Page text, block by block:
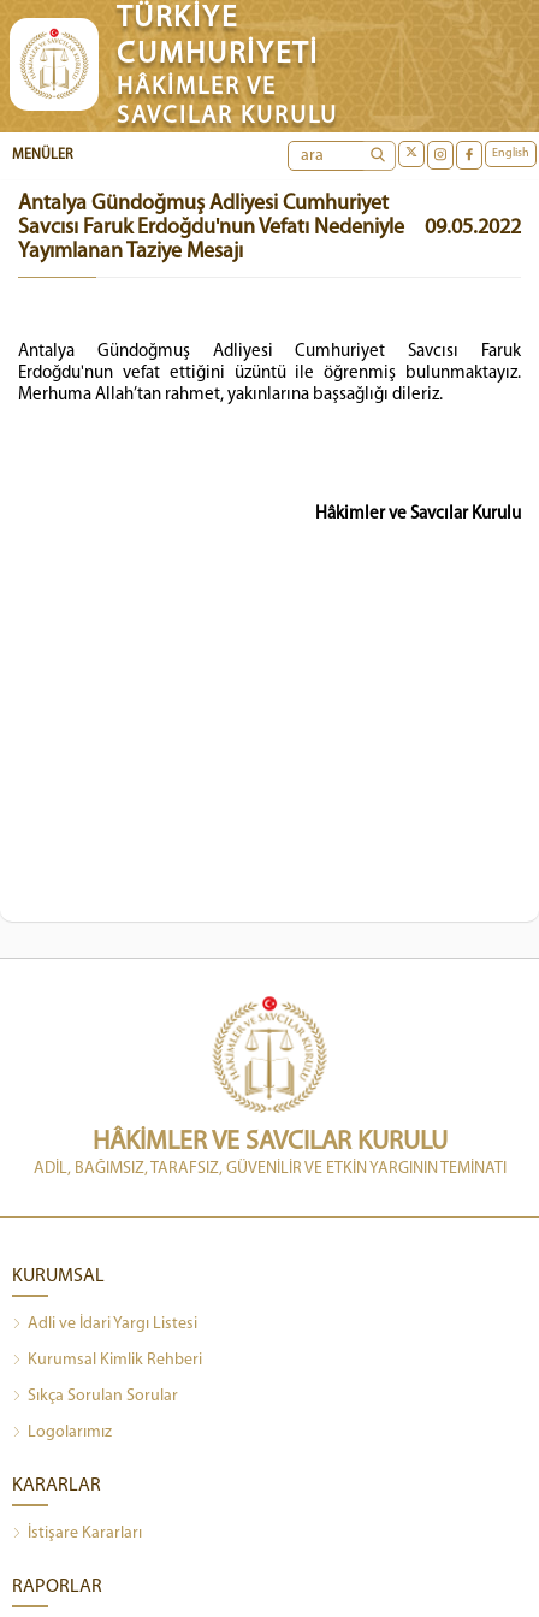
TÜRKİYE
CUMHURİYETİ
HÂKİMLER VE
SAVCILAR KURULU
English
MENÜLER
Antalya Gündoğmuş Adliyesi Cumhuriyet
Savcısı Faruk Erdoğdu'nun Vefatı Nedeniyle
Yayımlanan Taziye Mesajı
09.05.2022
Antalya Gündoğmuş Adliyesi Cumhuriyet Savcısı Faruk
Erdoğdu'nun vefat ettiğini üzüntü ile öğrenmiş bulunmaktayız.
Merhuma Allah’tan rahmet, yakınlarına başsağlığı dileriz.
Hâkimler ve Savcılar Kurulu
HÂKİMLER VE SAVCILAR KURULU
ADİL, BAĞIMSIZ, TARAFSIZ, GÜVENİLİR VE ETKİN YARGININ TEMİNATI
KURUMSAL
Adli ve İdari Yargı Listesi
Kurumsal Kimlik Rehberi
Sıkça Sorulan Sorular
Logolarımız
KARARLAR
İstişare Kararları
RAPORLAR